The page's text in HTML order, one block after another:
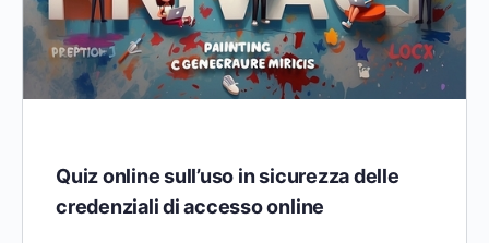
Quiz online sull’uso in sicurezza delle
credenziali di accesso online